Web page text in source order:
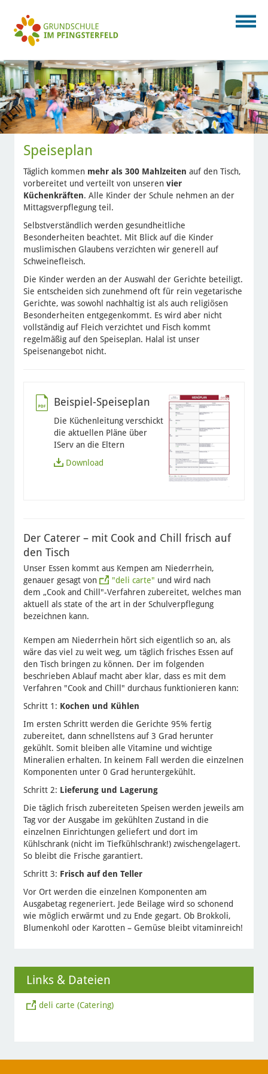
Speiseplan
Täglich kommen mehr als 300 Mahlzeiten auf den Tisch,
vorbereitet und verteilt von unseren vier
Küchenkräften. Alle Kinder der Schule nehmen an der
Mittagsverpflegung teil.
Selbstverständlich werden gesundheitliche
Besonderheiten beachtet. Mit Blick auf die Kinder
muslimischen Glaubens verzichten wir generell auf
Schweinefleisch.
Die Kinder werden an der Auswahl der Gerichte beteiligt.
Sie entscheiden sich zunehmend oft für rein vegetarische
Gerichte, was sowohl nachhaltig ist als auch religiösen
Besonderheiten entgegenkommt. Es wird aber nicht
vollständig auf Fleich verzichtet und Fisch kommt
regelmäßig auf den Speiseplan. Halal ist unser
Speisenangebot nicht.
Beispiel-Speiseplan
Die Küchenleitung verschickt
die aktuellen Pläne über
IServ an die Eltern
Download
Der Caterer – mit Cook and Chill frisch auf
den Tisch
Unser Essen kommt aus Kempen am Niederrhein,
genauer gesagt von
"deli carte" und wird nach
dem „Cook and Chill"-Verfahren zubereitet, welches man
aktuell als state of the art in der Schulverpflegung
bezeichnen kann.
Kempen am Niederrhein hört sich eigentlich so an, als
wäre das viel zu weit weg, um täglich frisches Essen auf
den Tisch bringen zu können. Der im folgenden
beschrieben Ablauf macht aber klar, dass es mit dem
Verfahren "Cook and Chill" durchaus funktionieren kann:
Schritt 1: Kochen und Kühlen
Im ersten Schritt werden die Gerichte 95% fertig
zubereitet, dann schnellstens auf 3 Grad herunter
gekühlt. Somit bleiben alle Vitamine und wichtige
Mineralien erhalten. In keinem Fall werden die einzelnen
Komponenten unter 0 Grad heruntergekühlt.
Schritt 2: Lieferung und Lagerung
Die täglich frisch zubereiteten Speisen werden jeweils am
Tag vor der Ausgabe im gekühlten Zustand in die
einzelnen Einrichtungen geliefert und dort im
Kühlschrank (nicht im Tiefkühlschrank!) zwischengelagert.
So bleibt die Frische garantiert.
Schritt 3: Frisch auf den Teller
Vor Ort werden die einzelnen Komponenten am
Ausgabetag regeneriert. Jede Beilage wird so schonend
wie möglich erwärmt und zu Ende gegart. Ob Brokkoli,
Blumenkohl oder Karotten – Gemüse bleibt vitaminreich!
Links & Dateien
deli carte (Catering)